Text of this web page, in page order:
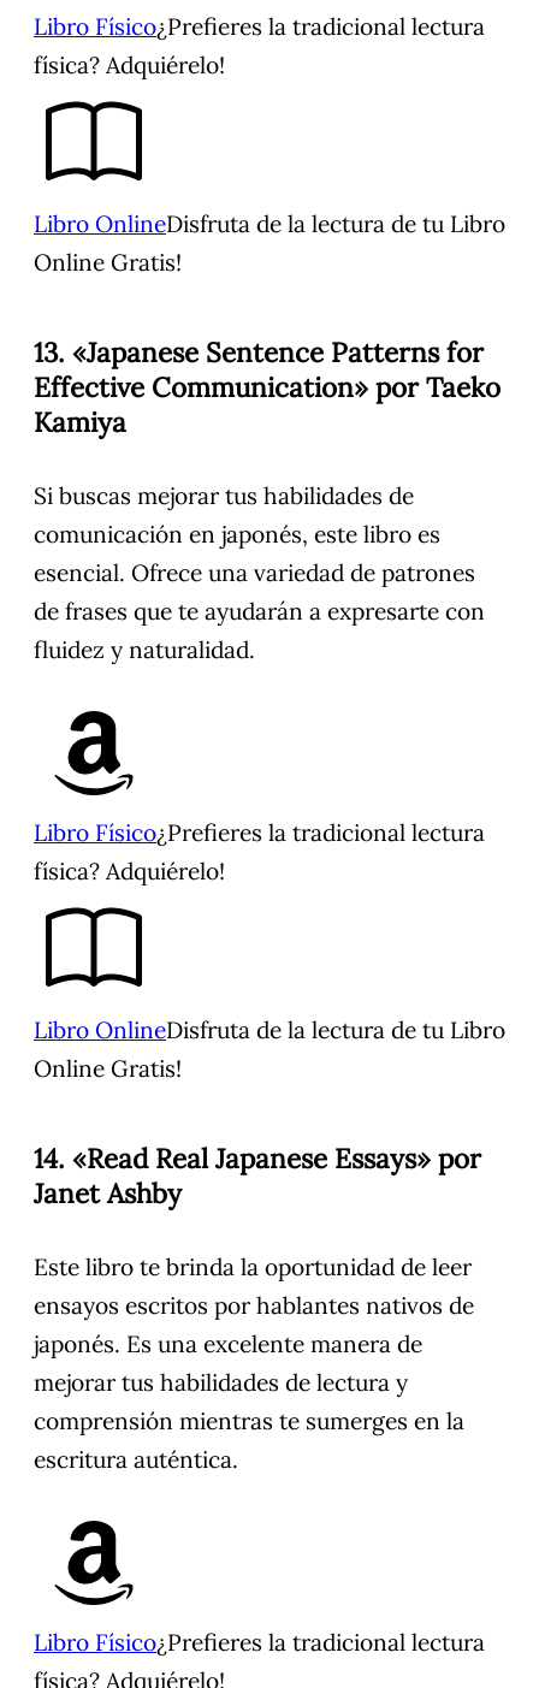
Libro Físico¿Prefieres la tradicional lectura
física? Adquiérelo!
Libro OnlineDisfruta de la lectura de tu Libro
Online Gratis!
13. «Japanese Sentence Patterns for
Effective Communication» por Taeko
Kamiya
Si buscas mejorar tus habilidades de
comunicación en japonés, este libro es
esencial. Ofrece una variedad de patrones
de frases que te ayudarán a expresarte con
fluidez y naturalidad.
Libro Físico¿Prefieres la tradicional lectura
física? Adquiérelo!
Libro OnlineDisfruta de la lectura de tu Libro
Online Gratis!
14. «Read Real Japanese Essays» por
Janet Ashby
Este libro te brinda la oportunidad de leer
ensayos escritos por hablantes nativos de
japonés. Es una excelente manera de
mejorar tus habilidades de lectura y
comprensión mientras te sumerges en la
escritura auténtica.
Libro Físico¿Prefieres la tradicional lectura
física? Adquiérelo!